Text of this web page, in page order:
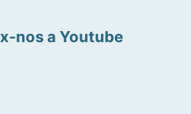
nos a Youtube